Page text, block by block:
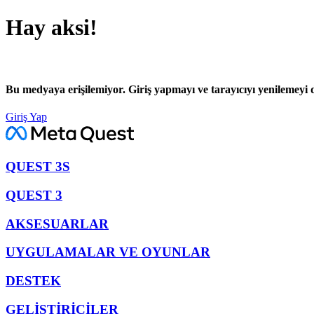
Hay aksi!
Bu medyaya erişilemiyor. Giriş yapmayı ve tarayıcıyı yenilemeyi
Giriş Yap
QUEST 3S
QUEST 3
AKSESUARLAR
UYGULAMALAR VE OYUNLAR
DESTEK
GELİŞTİRİCİLER